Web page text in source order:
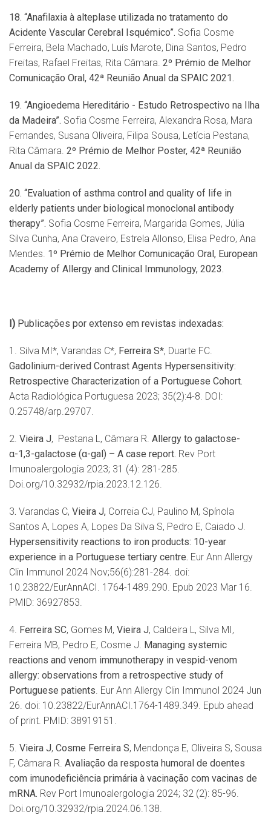
18. “Anafilaxia à alteplase utilizada no tratamento do
Acidente Vascular Cerebral Isquémico”. Sofia Cosme
Ferreira, Bela Machado, Luís Marote, Dina Santos, Pedro
Freitas, Rafael Freitas, Rita Câmara. 2º Prémio de Melhor
Comunicação Oral, 42ª Reunião Anual da SPAIC 2021.
19. “Angioedema Hereditário - Estudo Retrospectivo na Ilha
da Madeira”. Sofia Cosme Ferreira, Alexandra Rosa, Mara
Fernandes, Susana Oliveira, Filipa Sousa, Letícia Pestana,
Rita Câmara. 2º Prémio de Melhor Poster, 42ª Reunião
Anual da SPAIC 2022.
20. “Evaluation of asthma control and quality of life in
elderly patients under biological monoclonal antibody
therapy”. Sofia Cosme Ferreira, Margarida Gomes, Júlia
Silva Cunha, Ana Craveiro, Estrela Allonso, Elisa Pedro, Ana
Mendes. 1º Prémio de Melhor Comunicação Oral, European
Academy of Allergy and Clinical Immunology, 2023.
I) Publicações por extenso em revistas indexadas:
1. Silva MI*, Varandas C*, Ferreira S*, Duarte FC.
Gadolinium-derived Contrast Agents Hypersensitivity:
Retrospective Characterization of a Portuguese Cohort.
Acta Radiológica Portuguesa 2023; 35(2):4-8. DOI:
0.25748/arp.29707.
2. Vieira J, Pestana L, Câmara R. Allergy to galactose-
α-1,3-galactose (α-gal) – A case report. Rev Port
Imunoalergologia 2023; 31 (4): 281-285.
Doi.org/10.32932/rpia.2023.12.126.
3. Varandas C, Vieira J, Correia CJ, Paulino M, Spínola
Santos A, Lopes A, Lopes Da Silva S, Pedro E, Caiado J.
Hypersensitivity reactions to iron products: 10-year
experience in a Portuguese tertiary centre. Eur Ann Allergy
Clin Immunol 2024 Nov;56(6):281-284. doi:
10.23822/EurAnnACI. 1764-1489.290. Epub 2023 Mar 16.
PMID: 36927853.
4. Ferreira SC, Gomes M, Vieira J, Caldeira L, Silva MI,
Ferreira MB, Pedro E, Cosme J. Managing systemic
reactions and venom immunotherapy in vespid-venom
allergy: observations from a retrospective study of
Portuguese patients. Eur Ann Allergy Clin Immunol 2024 Jun
26. doi: 10.23822/EurAnnACI.1764-1489.349. Epub ahead
of print. PMID: 38919151.
5. Vieira J, Cosme Ferreira S, Mendonça E, Oliveira S, Sousa
F, Câmara R. Avaliação da resposta humoral de doentes
com imunodeficiência primária à vacinação com vacinas de
mRNA. Rev Port Imunoalergologia 2024; 32 (2): 85-96.
Doi.org/10.32932/rpia.2024.06.138.